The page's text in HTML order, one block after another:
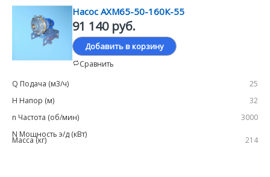
Насос АХМ65-50-160К-55
91 140 руб.
Добавить в корзину
Сравнить
25
32
3000
214